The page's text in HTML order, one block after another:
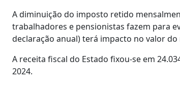
A diminuição do imposto retido
trabalhadores e pensionistas fazem para
declaração anual) terá impacto no valor
A receita fiscal do Estado fixou-se em
2024.